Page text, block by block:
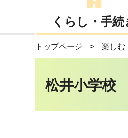
くらし・手続
トップページ 楽しむ
松井小学校